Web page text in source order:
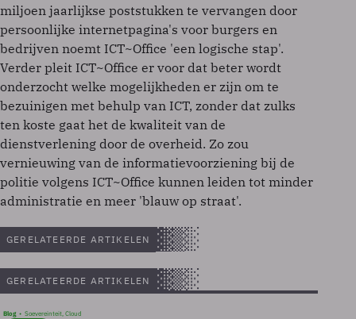
miljoen jaarlijkse poststukken te vervangen door
persoonlijke internetpagina's voor burgers en
bedrijven noemt ICT~Office 'een logische stap'.
Verder pleit ICT~Office er voor dat beter wordt
onderzocht welke mogelijkheden er zijn om te
bezuinigen met behulp van ICT, zonder dat zulks
ten koste gaat het de kwaliteit van de
dienstverlening door de overheid. Zo zou
vernieuwing van de informatievoorziening bij de
politie volgens ICT~Office kunnen leiden tot minder
administratie en meer 'blauw op straat'.
GERELATEERDE ARTIKELEN
GERELATEERDE ARTIKELEN
Blog Soevereinteit, Cloud